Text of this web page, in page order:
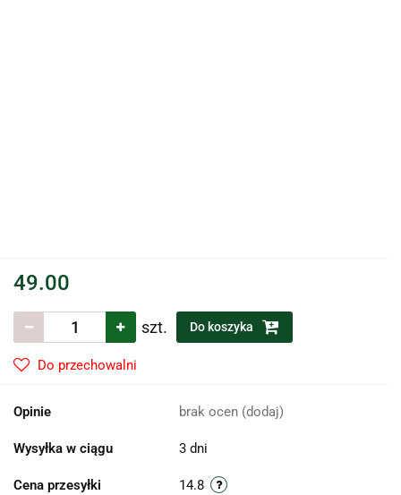
49.00
szt. Do koszyka
Do przechowalni
Opinie brak ocen (dodaj)
Wysyłka w ciągu 3 dni
Cena przesyłki 14.8